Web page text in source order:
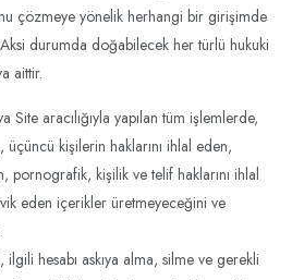
çözmeye yönelik herhangi bir girişimde
durumda doğabilecek her türlü hukuki
aittir.
Site aracılığıyla yapılan tüm işlemlerde,
üçüncü kişilerin haklarını ihlal eden,
pornografik, kişilik ve telif haklarını ihlal
eden içerikler üretmeyeceğini ve
hesabı askıya alma, silme ve gerekli